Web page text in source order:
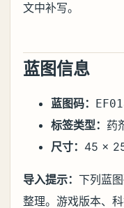
文中补写。
蓝图信息
蓝图码：
标签类型： 药
尺寸： 45 ×
导入提示： 下列蓝
整理。游戏版本、